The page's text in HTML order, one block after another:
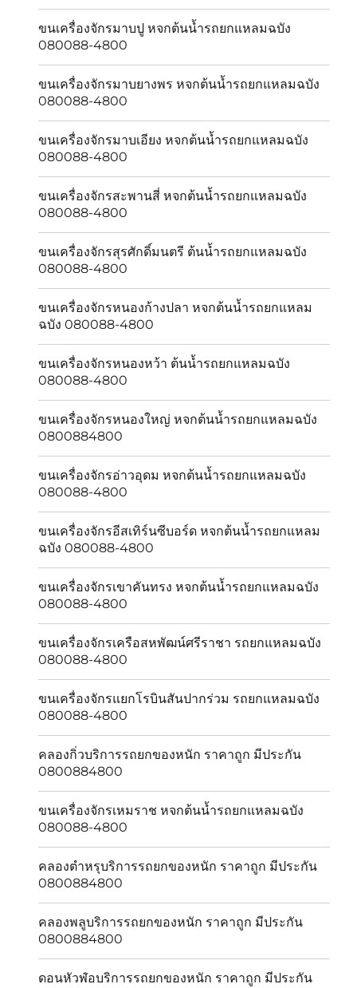
ขนเครื่องจักรมาบปู หจกต้นน้ำรถยกแหลมฉบัง
080088-4800
ขนเครื่องจักรมาบยางพร หจกต้นน้ำรถยกแหลมฉบัง
080088-4800
ขนเครื่องจักรมาบเอียง หจกต้นน้ำรถยกแหลมฉบัง
080088-4800
ขนเครื่องจักรสะพานสี่ หจกต้นน้ำรถยกแหลมฉบัง
080088-4800
ขนเครื่องจักรสุรศักดิ์มนตรี ต้นน้ำรถยกแหลมฉบัง
080088-4800
ขนเครื่องจักรหนองก้างปลา หจกต้นน้ำรถยกแหลม
ฉบัง 080088-4800
ขนเครื่องจักรหนองหว้า ต้นน้ำรถยกแหลมฉบัง
080088-4800
ขนเครื่องจักรหนองใหญ่ หจกต้นน้ำรถยกแหลมฉบัง
0800884800
ขนเครื่องจักรอ่าวอุดม หจกต้นน้ำรถยกแหลมฉบัง
080088-4800
ขนเครื่องจักรอีสเทิร์นซีบอร์ด หจกต้นน้ำรถยกแหลม
ฉบัง 080088-4800
ขนเครื่องจักรเขาคันทรง หจกต้นน้ำรถยกแหลมฉบัง
080088-4800
ขนเครื่องจักรเครือสหพัฒน์ศรีราชา รถยกแหลมฉบัง
080088-4800
ขนเครื่องจักรแยกโรบินสันปากร่วม รถยกแหลมฉบัง
080088-4800
คลองกิ่วบริการรถยกของหนัก ราคาถูก มีประกัน
0800884800
ขนเครื่องจักรเหมราช หจกต้นน้ำรถยกแหลมฉบัง
080088-4800
คลองตำหรุบริการรถยกของหนัก ราคาถูก มีประกัน
0800884800
คลองพลูบริการรถยกของหนัก ราคาถูก มีประกัน
0800884800
ดอนหัวฬ่อบริการรถยกของหนัก ราคาถูก มีประกัน